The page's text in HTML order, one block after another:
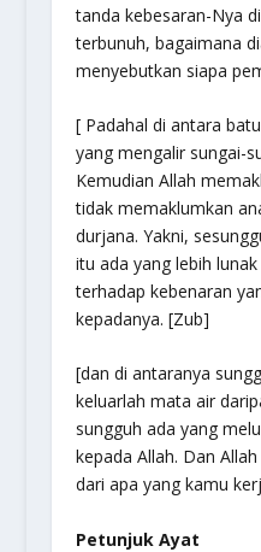
tanda kebesaran-Nya
terbunuh, bagaimana
menyebutkan siapa
[ Padahal di antara
yang mengalir sungai-
Kemudian Allah
tidak memaklumkan
durjana. Yakni,
itu ada yang lebih
terhadap kebenaran
kepadanya. [Zub]
[dan di antaranya
keluarlah mata air
sungguh ada yang
kepada Allah. Dan
dari apa yang kamu
Petunjuk Ayat